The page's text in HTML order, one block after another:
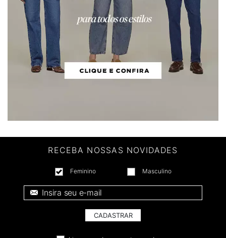
RECEBA NOSSAS NOVIDADES
Feminino Masculino
CADASTRAR